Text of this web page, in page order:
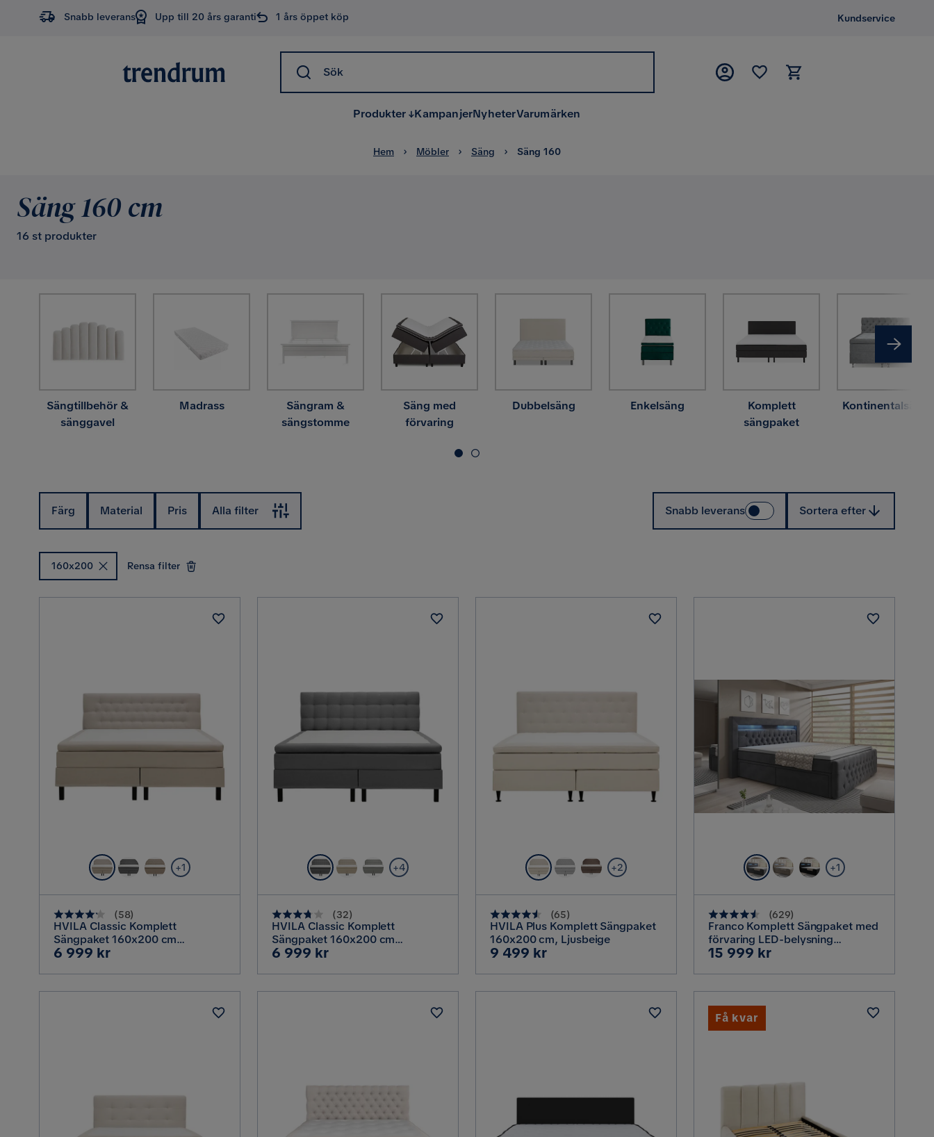
Snabb leverans Upp till 20 års garanti 1 års öppet köp Kundservice
Sök
Produkter KampanjerNyheterVarumärken
Hem Möbler Säng Säng 160
Säng 160 cm
16 st produkter
Sängtillbehör &
sänggavel
Madrass
Sängram &
sängstomme
Säng med
förvaring
Dubbelsäng Enkelsäng
Komplett
sängpaket
Kontinentalsäng
Färg Material Pris Alla filter Snabb leverans Sortera efter
160x200 Rensa filter
+1
(58)
HVILA Classic Komplett
Sängpaket 160x200 cm
Kontinentalsäng med diamant
Pris
6 999 kr
+4
(32)
HVILA Classic Komplett
Sängpaket 160x200 cm
Kontinentalsäng med rutad
Pris
6 999 kr
+2
(65)
HVILA Plus Komplett Sängpaket
160x200 cm, Ljusbeige
Pris
9 499 kr
+1
(629)
Franco Komplett Sängpaket med
förvaring LED-belysning
160x200 cm, Grå / Sammet
Pris
15 999 kr
Få kvar